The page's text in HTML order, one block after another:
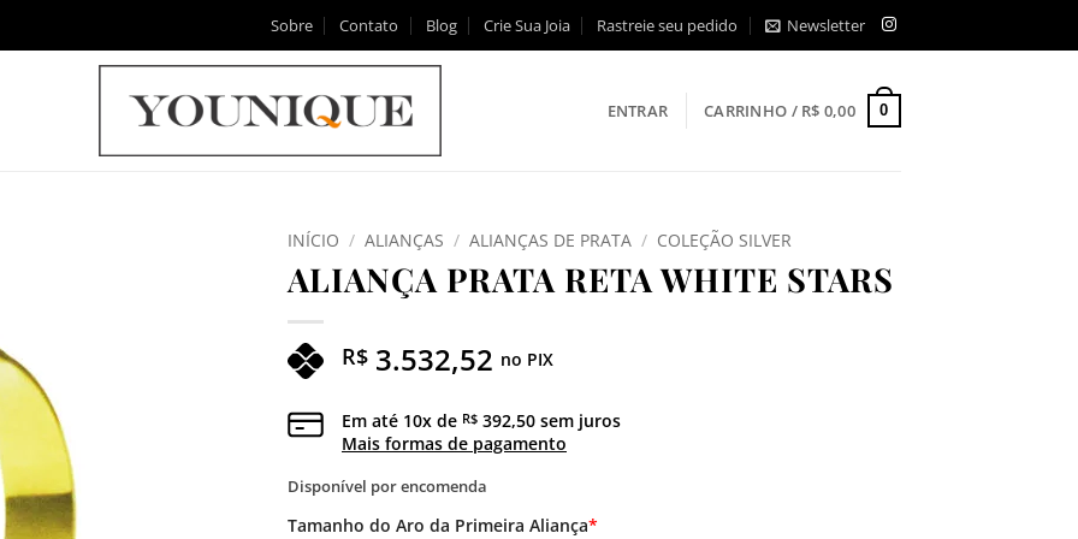
Sobre Contato Blog Crie Sua Joia Rastreie seu pedido Newsletter
ENTRAR CARRINHO / R$ 0,00 0
INÍCIO / ALIANÇAS / ALIANÇAS DE PRATA / COLEÇÃO SILVER
ALIANÇA PRATA RETA WHITE STARS
R$ 3.532,52 no PIX
Em até 10x de R$ 392,50 sem juros
Mais formas de pagamento
Disponível por encomenda
*
Tamanho do Aro da Primeira Aliança